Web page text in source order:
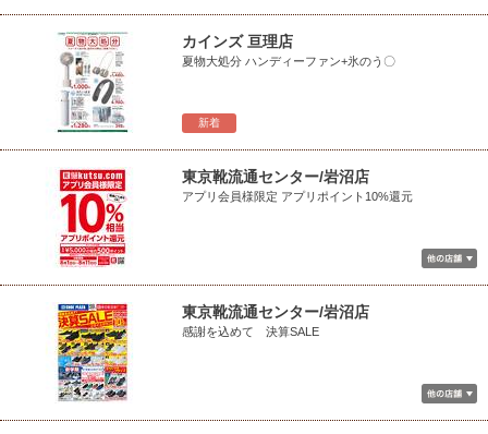
新着
カインズ 亘理店
夏物大処分 ハンディーファン+氷のう〇
東京靴流通センター/岩沼店
アプリ会員様限定 アプリポイント10%還元
東京靴流通センター/岩沼店
感謝を込めて 決算SALE